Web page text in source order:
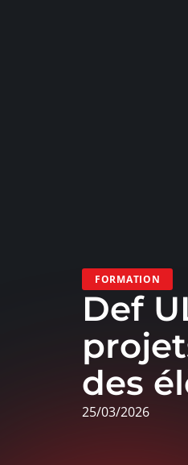
FORMATION
Def
des
25/03/2026